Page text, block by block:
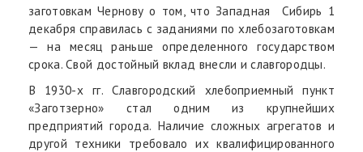
заготовкам Чернову о том, что Западная Сибирь 1
декабря справилась с заданиями по хлебозаготовкам
— на месяц раньше определенного государством
срока. Свой достойный вклад внесли и славгородцы.
В 1930-х гг. Славгородский хлебоприемный пункт
«Заготзерно» стал одним из крупнейших
предприятий города. Наличие сложных агрегатов и
другой техники требовало их квалифицированного